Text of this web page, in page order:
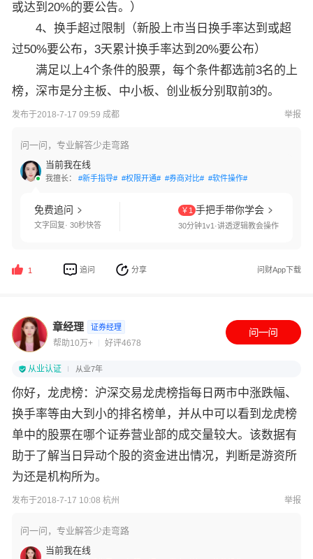
或达到20%的要公告。）
4、换手超过限制（新股上市当日换手率达到或超
过50%要公布，3天累计换手率达到20%要公布）
满足以上4个条件的股票，每个条件都选前3名的上
榜，深市是分主板、中小板、创业板分别取前3的。
发布于2018-7-17 09:59 成都 举报
问一问，专业解答少走弯路
当前我在线
我擅长： #新手指导# #权限开通# #券商对比# #软件操作#
免费追问
文字回复· 30秒快答
￥1 手把手带你学会
30分钟1v1·讲透逻辑教会操作
1 追问 分享 问财App下载
章经理 证券经理
帮助10万+ 好评4678
从业认证 从业7年
你好，龙虎榜：沪深交易龙虎榜指每日两市中涨跌幅、
换手率等由大到小的排名榜单，并从中可以看到龙虎榜
单中的股票在哪个证券营业部的成交量较大。该数据有
助于了解当日异动个股的资金进出情况，判断是游资所
为还是机构所为。
发布于2018-7-17 10:08 杭州 举报
问一问，专业解答少走弯路
当前我在线